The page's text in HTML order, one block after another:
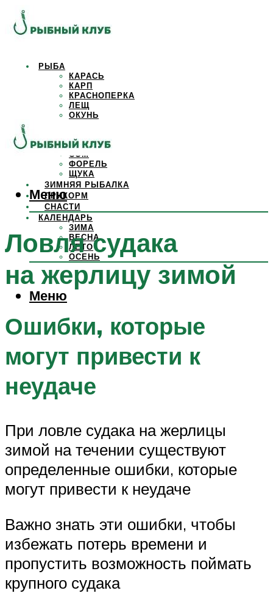
РЫБА
КАРАСЬ
КАРП
КРАСНОПЕРКА
ЛЕЩ
ОКУНЬ
САЗАН
СОМ
ФОРЕЛЬ
ЩУКА
ЗИМНЯЯ РЫБАЛКА
ПРИКОРМ
СНАСТИ
КАЛЕНДАРЬ
ЗИМА
ВЕСНА
ЛЕТО
ОСЕНЬ
Меню
Меню
Ловля судака
на жерлицу зимой
Ошибки, которые
могут привести к
неудаче
При ловле судака на жерлицы
зимой на течении существуют
определенные ошибки, которые
могут привести к неудаче
Важно знать эти ошибки, чтобы
избежать потерь времени и
пропустить возможность поймать
крупного судака